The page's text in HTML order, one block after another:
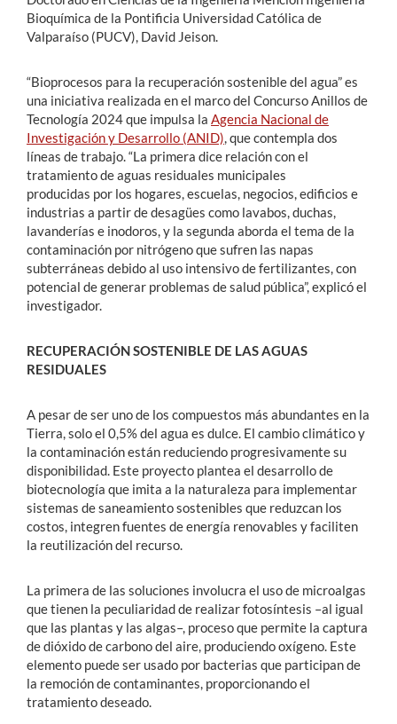
Bioquímica de la Pontificia Universidad Católica de
Valparaíso (PUCV), David Jeison.
“Bioprocesos para la recuperación sostenible del agua” es
una iniciativa realizada en el marco del Concurso Anillos de
Tecnología 2024 que impulsa la Agencia Nacional de
Investigación y Desarrollo (ANID) , que contempla dos
líneas de trabajo. “La primera dice relación con el
tratamiento de aguas residuales municipales
producidas por los hogares, escuelas, negocios, edificios e
industrias a partir de desagües como lavabos, duchas,
lavanderías e inodoros, y la segunda aborda el tema de la
contaminación por nitrógeno que sufren las napas
subterráneas debido al uso intensivo de fertilizantes, con
potencial de generar problemas de salud pública”, explicó el
investigador.
RECUPERACIÓN SOSTENIBLE DE LAS AGUAS
RESIDUALES
A pesar de ser uno de los compuestos más abundantes en la
Tierra, solo el 0,5% del agua es dulce. El cambio climático y
la contaminación están reduciendo progresivamente su
disponibilidad. Este proyecto plantea el desarrollo de
biotecnología que imita a la naturaleza para implementar
sistemas de saneamiento sostenibles que reduzcan los
costos, integren fuentes de energía renovables y faciliten
la reutilización del recurso.
La primera de las soluciones involucra el uso de microalgas
que tienen la peculiaridad de realizar fotosíntesis –al igual
que las plantas y las algas–, proceso que permite la captura
de dióxido de carbono del aire, produciendo oxígeno. Este
elemento puede ser usado por bacterias que participan de
la remoción de contaminantes, proporcionando el
tratamiento deseado.